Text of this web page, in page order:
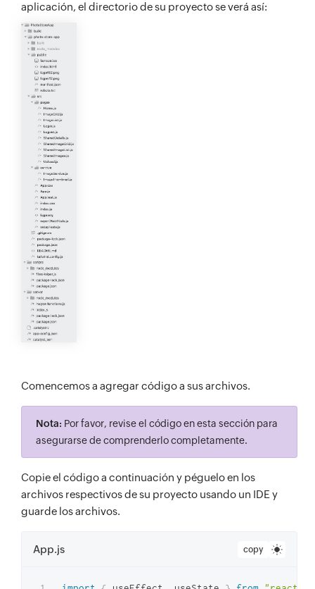
aplicación, el directorio de su proyecto se verá así:
Comencemos a agregar código a sus archivos.
Nota: Por favor, revise el código en esta sección para
asegurarse de comprenderlo completamente.
Copie el código a continuación y péguelo en los
archivos respectivos de su proyecto usando un IDE y
guarde los archivos.
App.js copy